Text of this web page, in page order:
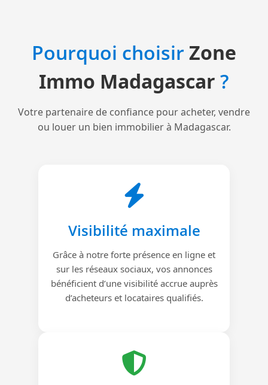
Pourquoi choisirZone
Immo Madagascar ?
Votre partenaire de confiance pour acheter, vendre
ou louer un bien immobilier à Madagascar.
Visibilité maximale
Grâce à notre forte présence en ligne et
sur les réseaux sociaux, vos annonces
bénéficient d’une visibilité accrue auprès
d’acheteurs et locataires qualifiés.